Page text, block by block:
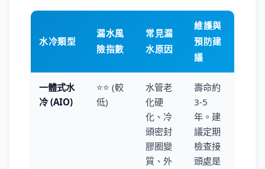
水冷類型
漏水風
險指數
常見漏
水原因
維護與
預防建
議
一體式水
冷 (AIO)
⭐⭐ (較
低)
水管老
化硬
化、冷
頭密封
膠圈變
質、外
壽命約
3-5
年。建
議定期
檢查接
頭處是